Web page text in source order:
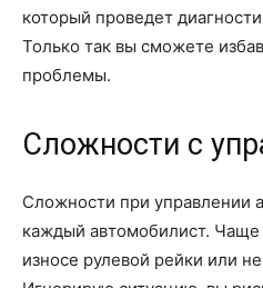
который проведет
Только так вы сможете
проблемы.
Сложности с
Сложности при управлении
каждый автомобилист. Чаще
износе рулевой рейки или